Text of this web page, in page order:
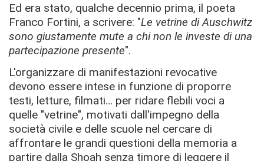
Ed era stato, qualche decennio prima, il poeta
Franco Fortini, a scrivere: "Le vetrine di Auschwitz
sono giustamente mute a chi non le investe di una
partecipazione presente".
L'organizzare di manifestazioni revocative
devono essere intese in funzione di proporre
testi, letture, filmati… per ridare flebili voci a
quelle "vetrine", motivati dall'impegno della
società civile e delle scuole nel cercare di
affrontare le grandi questioni della memoria a
partire dalla Shoah senza timore di leggere il